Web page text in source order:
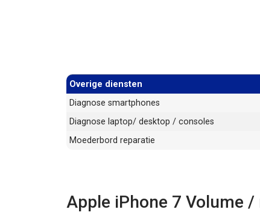
Overige diensten
Diagnose smartphones
Diagnose laptop/ desktop / consoles
Moederbord reparatie
Apple iPhone 7 Volume